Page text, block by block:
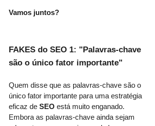
Vamos juntos?
FAKES do SEO 1: "Palavras-chave
são o único fator importante"
Quem disse que as palavras-chave são o
único fator importante para uma estratégia
eficaz de SEO está muito enganado.
Embora as palavras-chave ainda sejam